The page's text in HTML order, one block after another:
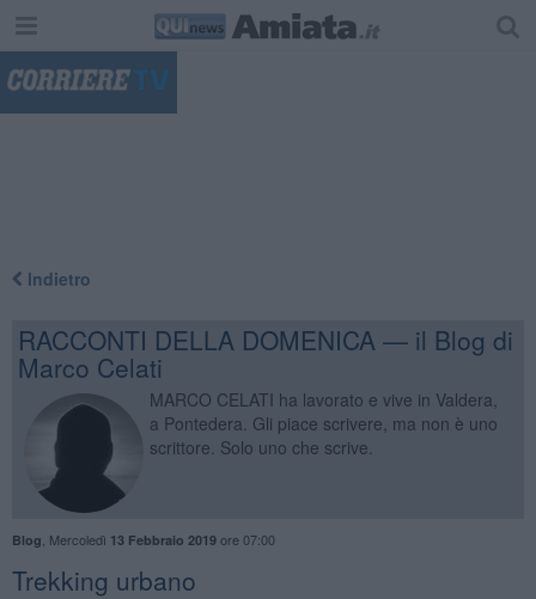
Indietro
RACCONTI DELLA DOMENICA — il Blog di
Marco Celati
MARCO CELATI ha lavorato e vive in Valdera,
a Pontedera. Gli piace scrivere, ma non è uno
scrittore. Solo uno che scrive.
Blog Mercoledì 13 Febbraio 2019ore 07:00
Trekking urbano